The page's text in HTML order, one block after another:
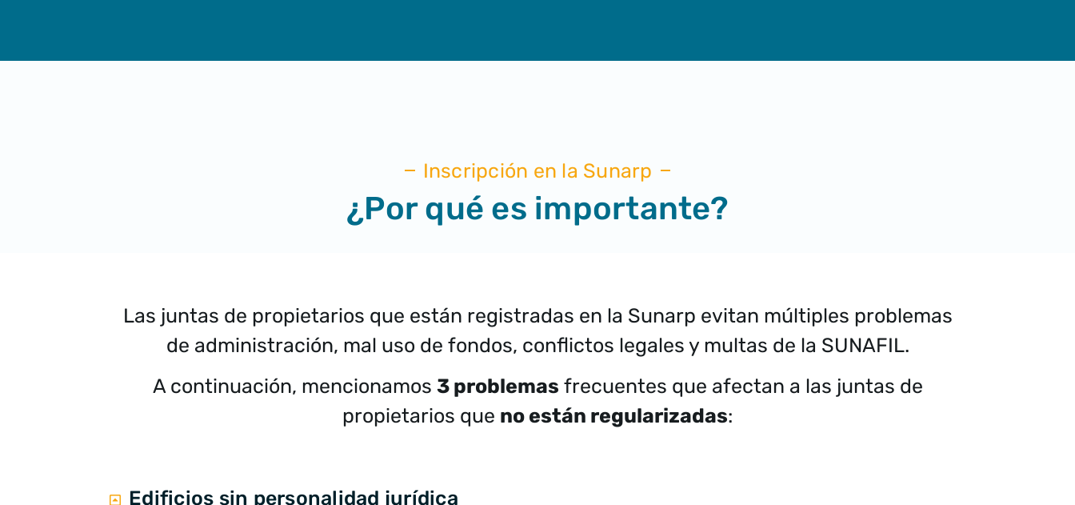
Inscripción en la Sunarp
¿Por qué es importante?
Las juntas de propietarios que están registradas en la Sunarp evitan múltiples problemas
de administración, mal uso de fondos, conflictos legales y multas de la SUNAFIL.
A continuación, mencionamos 3 problemas frecuentes que afectan a las juntas de
propietarios que no están regularizadas:
Edificios sin personalidad jurídica